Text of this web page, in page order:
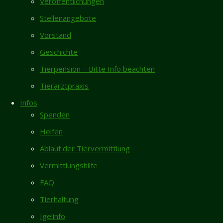
Stellenangebote
Vorstand
Geschichte
Tierpension – Bitte Info beachten
Tierarztpraxis
Infos
Spenden
Helfen
Ablauf der Tiervermittlung
Vermittlungshilfe
FAQ
Tierhaltung
Igelinfo
Zuhause
Hallo liebe
Mitarbeiter
in Ergänzung
heutigen
Telefonat
euch mal ein
schicken von
meinem
Neueste Beiträge
Rita sucht dringend Endstelle für ihren
restlichen Lebensabend
Zugeflogen – Nymphensittich 27.7.
zwischen Ruthe und Sarstedt (ohne Foto)
Flohmarkt in Sarstedt/Hotteln am 30.8. mit
Bockenem
Gästebuch
Ich habe mich entschlossen, nach längerer